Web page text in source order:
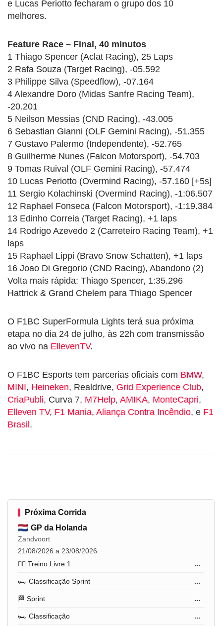
e Lucas Periotto fecharam o grupo dos 10
melhores.
Feature Race – Final, 40 minutos
1 Thiago Spencer (Aclat Racing), 25 Laps
2 Rafa Souza (Target Racing), -05.592
3 Philippe Silva (Speedflow), -07.164
4 Alexandre Doro (Midas Sanfre Racing Team),
-20.201
5 Neilson Messias (CND Racing), -43.005
6 Sebastian Gianni (OLF Gemini Racing), -51.355
7 Gustavo Palermo (Independente), -52.765
8 Guilherme Nunes (Falcon Motorsport), -54.703
9 Tomas Ruival (OLF Gemini Racing), -57.474
10 Lucas Periotto (Overmind Racing), -57.160 [+5s]
11 Sergio Kolachinski (Overmind Racing), -1:06.507
12 Raphael Fonseca (Falcon Motorsport), -1:19.384
13 Edinho Correia (Target Racing), +1 laps
14 Rodrigo Azevedo 2 (Carreteiro Racing Team), +1
laps
15 Raphael Lippi (Bravo Snow Schatten), +1 laps
16 Joao Di Gregorio (CND Racing), Abandono (2)
Volta mais rápida: Thiago Spencer, 1:35.296
Hattrick & Grand Chelem para Thiago Spencer
O F1BC SuperFormula Lights terá sua próxima
etapa no dia 24 de julho, às 22h com transmissão
ao vivo na EllevenTV.
O F1BC Esports tem parcerias oficiais com BMW,
MINI, Heineken, Realdrive, Grid Experience Club,
CriaPubli, Curva 7, M7Help, AMIKA, MonteCapri,
Elleven TV, F1 Mania, Aliança Contra Incêndio, e F1
Brasil.
Próxima Corrida
GP da Holanda
Zandvoort
21/08/2026 a 23/08/2026
🏋️‍♂️ Treino Livre 1
...
🏎️ Classificação Sprint ...
🏁 Sprint ...
🏎️ Classificação ...